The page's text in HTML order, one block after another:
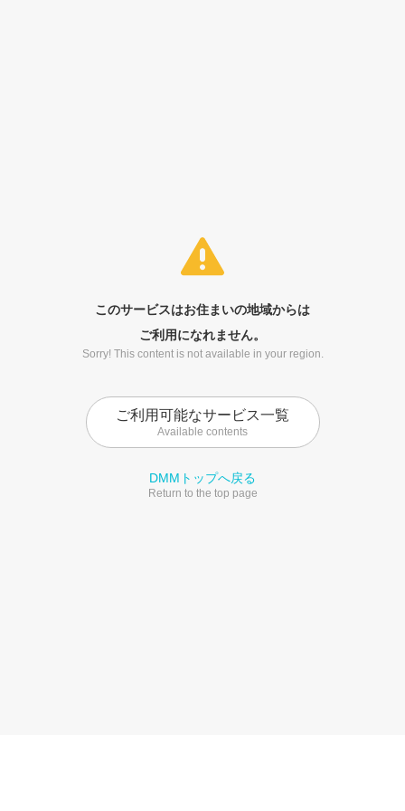
このサービスはお住まいの地域からは
ご利用になれません。
Sorry! This content is not available in your region.
ご利用可能なサービス一覧
Available contents
DMMトップへ戻る
Return to the top page